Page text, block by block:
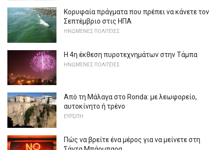
Κορυφαία πράγματα που πρέπει να κάνετε τον
Σεπτέμβριο στις ΗΠΑ
ΗΝΩΜΈΝΕΣ ΠΟΛΙΤΕΊΕΣ
Η 4η έκθεση πυροτεχνημάτων στην Τάμπα
ΗΝΩΜΈΝΕΣ ΠΟΛΙΤΕΊΕΣ
Από τη Μάλαγα στο Ronda: με λεωφορείο,
αυτοκίνητο ή τρένο
ΕΥΡΏΠΗ
Πώς να βρείτε ένα μέρος για να μείνετε στη